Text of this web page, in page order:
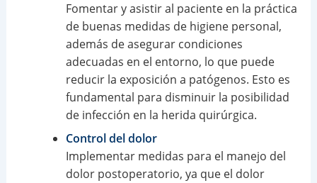
Fomentar y asistir al paciente en la práctica
de buenas medidas de higiene personal,
además de asegurar condiciones
adecuadas en el entorno, lo que puede
reducir la exposición a patógenos. Esto es
fundamental para disminuir la posibilidad
de infección en la herida quirúrgica.
Control del dolor
Implementar medidas para el manejo del
dolor postoperatorio, ya que el dolor